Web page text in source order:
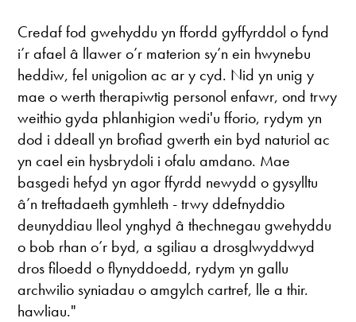
Credaf fod gwehyddu yn ffordd gyffyrddol o fynd
i’r afael â llawer o’r materion sy’n ein hwynebu
heddiw, fel unigolion ac ar y cyd. Nid yn unig y
mae o werth therapiwtig personol enfawr, ond trwy
weithio gyda phlanhigion wedi'u fforio, rydym yn
dod i ddeall yn brofiad gwerth ein byd naturiol ac
yn cael ein hysbrydoli i ofalu amdano. Mae
basgedi hefyd yn agor ffyrdd newydd o gysylltu
â’n treftadaeth gymhleth - trwy ddefnyddio
deunyddiau lleol ynghyd â thechnegau gwehyddu
o bob rhan o’r byd, a sgiliau a drosglwyddwyd
dros filoedd o flynyddoedd, rydym yn gallu
archwilio syniadau o amgylch cartref, lle a thir.
hawliau."